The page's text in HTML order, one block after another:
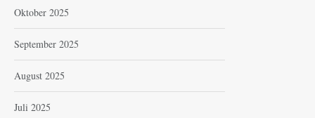
Oktober 2025
September 2025
August 2025
Juli 2025